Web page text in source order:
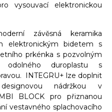
vysouvací elektronickou
závěsná keramika
elektronickým bidetem s
prkénka s pozvolným
odolného duroplastu s
INTEGRU+ lze doplnit
nádržkou v
BLOCK pro přiznanou
vestavného splachovacího